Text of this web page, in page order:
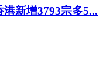
新增3793宗多5...